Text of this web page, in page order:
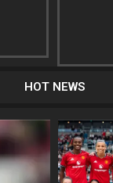
HOT NEWS